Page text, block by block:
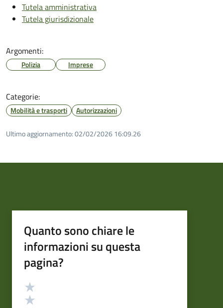
Tutela amministrativa
Tutela giurisdizionale
Argomenti:
Polizia Imprese
Categorie:
Mobilità e trasporti Autorizzazioni
Ultimo aggiornamento:02/02/2026 16:09.26
Quanto sono chiare le
informazioni su questa
pagina?
Valutazione